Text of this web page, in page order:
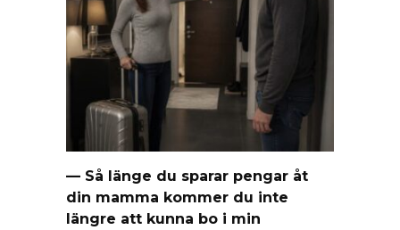
— Så länge du sparar pengar åt
din mamma kommer du inte
längre att kunna bo i min